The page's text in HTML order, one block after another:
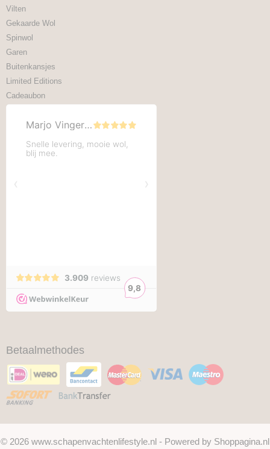
Vilten
Gekaarde Wol
Spinwol
Garen
Buitenkansjes
Limited Editions
Cadeaubon
Betaalmethodes
© 2026 www.schapenvachtenlifestyle.nl - Powered by Shoppagina.nl